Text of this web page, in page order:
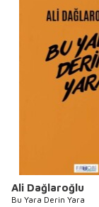
Ali Dağlaroğlu
Bu Yara Derin Yara